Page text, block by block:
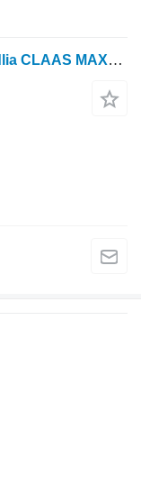
Maans Ripakovyi stil (rapsovyistol) dlia CLAAS MAXFLEX 1350